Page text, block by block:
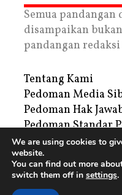
Semua
disampaikan
pandangan
Tentang Kami
Pedoman Media
Pedoman Hak
Pedoman Standar
Privacy Policy
Periklanan
Copyright © 2026 | PT.
We are using cookies to
website.
You can find out more
switch them off in settings.